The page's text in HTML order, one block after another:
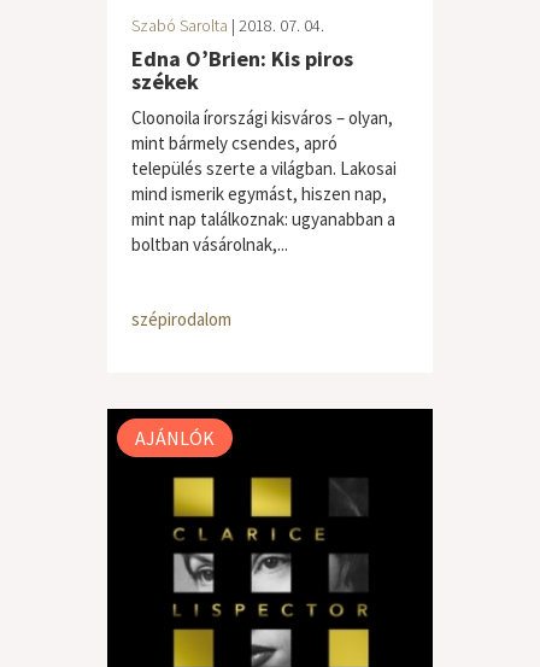
Szabó Sarolta | 2018. 07. 04.
Edna O’Brien: Kis piros
székek
Cloonoila írországi kisváros – olyan,
mint bármely csendes, apró
település szerte a világban. Lakosai
mind ismerik egymást, hiszen nap,
mint nap találkoznak: ugyanabban a
boltban vásárolnak,...
szépirodalom
AJÁNLÓK